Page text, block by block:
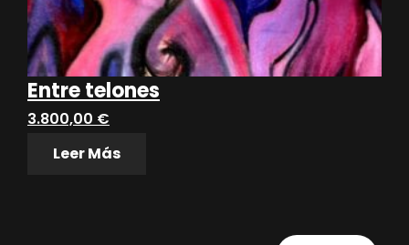
Entre telones
3.800,00 €
Leer Más